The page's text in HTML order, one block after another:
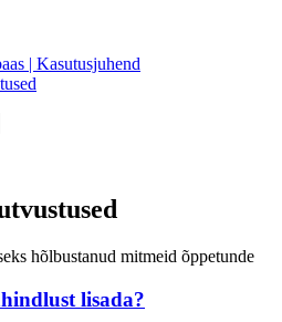
| Kasutusjuhend
hõlbustanud mitmeid õppetunde
lisada?